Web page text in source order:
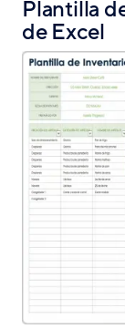
Plantilla
de Excel